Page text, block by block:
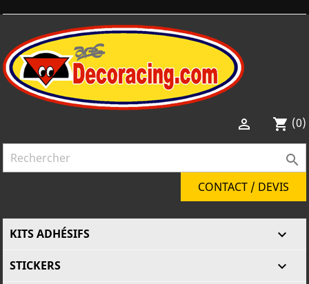
 shopping_cart (0)

CONTACT / DEVIS

KITS ADHÉSIFS

STICKERS